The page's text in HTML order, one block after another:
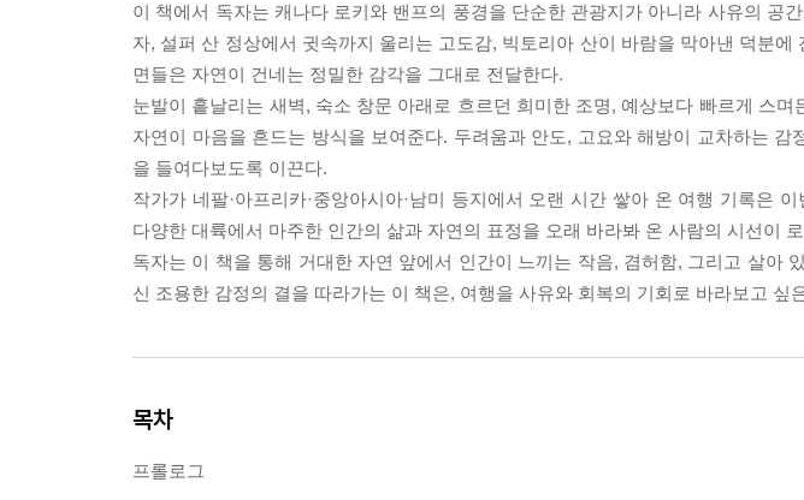
이 책에서 독자는 캐나다 로키와 밴프의 풍경을 단순한 관광지가 아니라 사유의 공
자, 설퍼 산 정상에서 귓속까지 울리는 고도감, 빅토리아 산이 바람을 막아낸 덕분
면들은 자연이 건네는 정밀한 감각을 그대로 전달한다.
눈발이 흩날리는 새벽, 숙소 창문 아래로 흐르던 희미한 조명, 예상보다 빠르게 스
자연이 마음을 흔드는 방식을 보여준다. 두려움과 안도, 고요와 해방이 교차하는
을 들여다보도록 이끈다.
작가가 네팔·아프리카·중앙아시아·남미 등지에서 오랜 시간 쌓아 온 여행 기록은
다양한 대륙에서 마주한 인간의 삶과 자연의 표정을 오래 바라봐 온 사람의 시선이
독자는 이 책을 통해 거대한 자연 앞에서 인간이 느끼는 작음, 겸허함, 그리고 살아
신 조용한 감정의 결을 따라가는 이 책은, 여행을 사유와 회복의 기회로 바라보고 싶
목차
프롤로그